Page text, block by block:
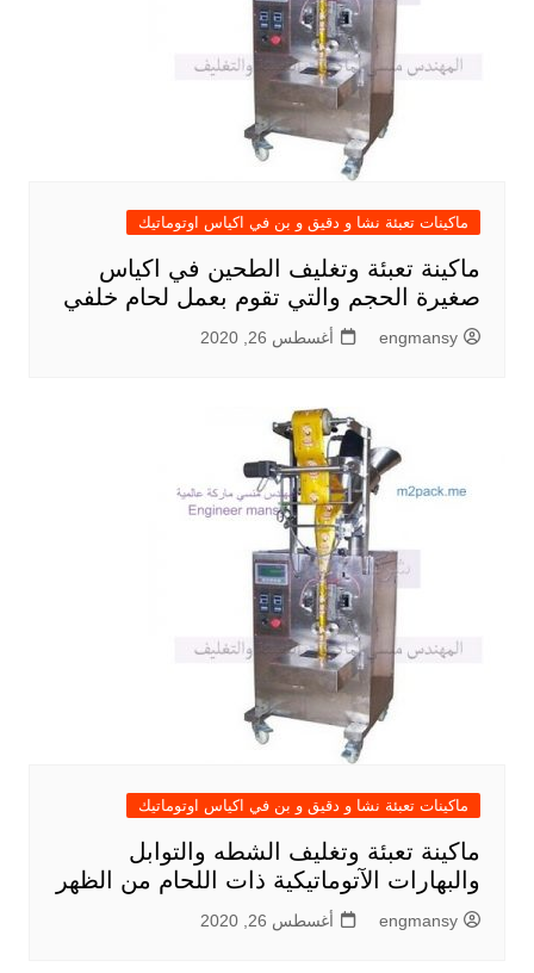
ماكينات تعبئة نشا و دقيق و بن في اكياس اوتوماتيك
ماكينة تعبئة وتغليف الطحين في اكياس
صغيرة الحجم والتي تقوم بعمل لحام خلفي
engmansy أغسطس 26, 2020
ماكينات تعبئة نشا و دقيق و بن في اكياس اوتوماتيك
ماكينة تعبئة وتغليف الشطه والتوابل
والبهارات الآتوماتيكية ذات اللحام من الظهر
engmansy أغسطس 26, 2020